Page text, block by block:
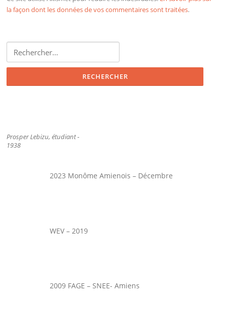
la façon dont les données de vos commentaires sont traitées.
Prosper Lebizu, étudiant -
1938
2023 Monôme Amienois – Décembre
WEV – 2019
2009 FAGE – SNEE- Amiens